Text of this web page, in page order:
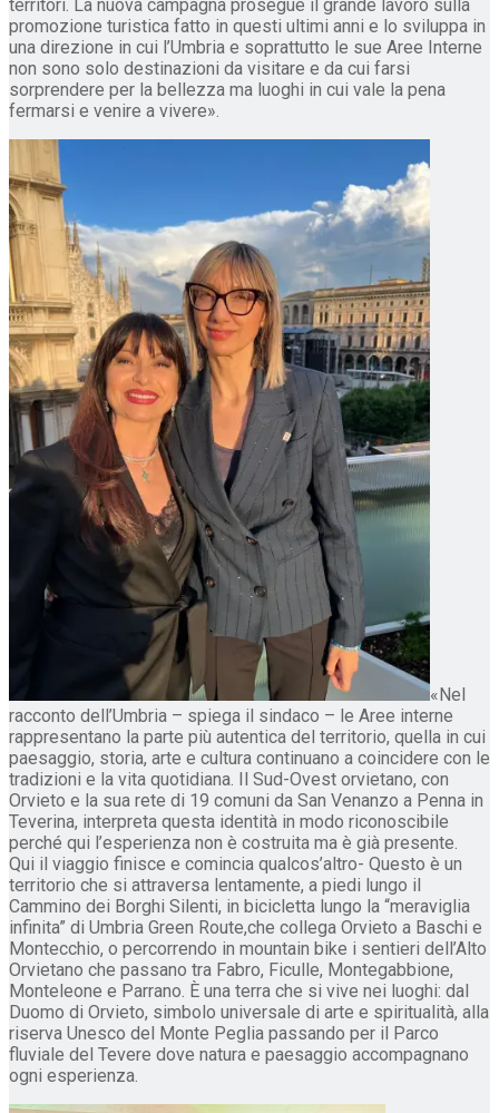
territori. La nuova campagna prosegue il grande lavoro sulla
promozione turistica fatto in questi ultimi anni e lo sviluppa in
una direzione in cui l’Umbria e soprattutto le sue Aree Interne
non sono solo destinazioni da visitare e da cui farsi
sorprendere per la bellezza ma luoghi in cui vale la pena
fermarsi e venire a vivere».
«Nel
racconto dell’Umbria – spiega il sindaco – le Aree interne
rappresentano la parte più autentica del territorio, quella in cui
paesaggio, storia, arte e cultura continuano a coincidere con le
tradizioni e la vita quotidiana. Il Sud-Ovest orvietano, con
Orvieto e la sua rete di 19 comuni da San Venanzo a Penna in
Teverina, interpreta questa identità in modo riconoscibile
perché qui l’esperienza non è costruita ma è già presente.
Qui il viaggio finisce e comincia qualcos’altro- Questo è un
territorio che si attraversa lentamente, a piedi lungo il
Cammino dei Borghi Silenti, in bicicletta lungo la “meraviglia
infinita” di Umbria Green Route,che collega Orvieto a Baschi e
Montecchio, o percorrendo in mountain bike i sentieri dell’Alto
Orvietano che passano tra Fabro, Ficulle, Montegabbione,
Monteleone e Parrano. È una terra che si vive nei luoghi: dal
Duomo di Orvieto, simbolo universale di arte e spiritualità, alla
riserva Unesco del Monte Peglia passando per il Parco
fluviale del Tevere dove natura e paesaggio accompagnano
ogni esperienza.